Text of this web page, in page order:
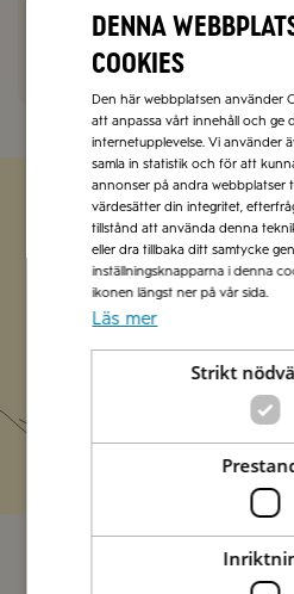
Zetas populära
Missa inte att vi har flera
förenklar vardagen och
Denna
cookies
Den här webbplatsen använder
att anpassa vårt innehåll och ge
internetupplevelse. Vi använder
samla in statistik och för att
annonser på andra webbplatser
värdesätter din integritet,
tillstånd att använda denna
eller dra tillbaka ditt samtycke
inställningsknapparna i denna
ikonen längst ner på vår sida.
Läs mer
Strikt